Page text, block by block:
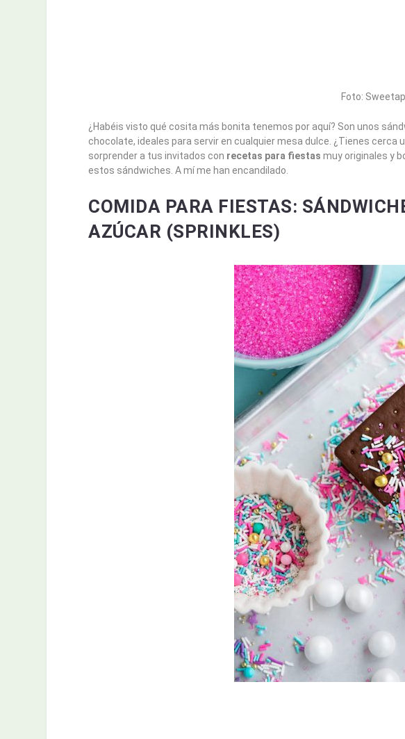
Foto:
¿Habéis visto qué cosita más bonita tenemos por aquí? Son unos
chocolate, ideales para servir en cualquier mesa dulce. ¿Tienes cerca
sorprender a tus invitados con recetas para fiestasmuy originales y
estos sándwiches. A mí me han encandilado.
COMIDA PARA FIESTAS:
AZÚCAR (SPRINKLES)